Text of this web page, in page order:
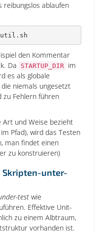
reibungslos ablaufen
den Kommentar
Da
STARTUP_DIR im
es als globale
niemals ungesetzt
zu Fehlern führen
und Weise bezieht
Pfad), wird das Testen
man findet einen
zu konstruieren)
Skripten-unter-
test wie
Effektive Unit-
zu einem Albtraum,
vorhanden ist.